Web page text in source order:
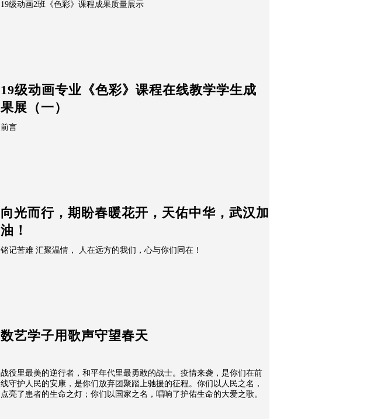
19级动画2班《色彩》课程成果质量展示
19级动画专业《色彩》课程在线教学学生成
果展（一）
前言
向光而行，期盼春暖花开，天佑中华，武汉加
油！
铭记苦难 汇聚温情， 人在远方的我们，心与你们同在！
数艺学子用歌声守望春天
战役里最美的逆行者，和平年代里最勇敢的战士。疫情来袭，是你们在前
线守护人民的安康，是你们放弃团聚踏上驰援的征程。你们以人民之名，
点亮了患者的生命之灯；你们以国家之名，唱响了护佑生命的大爱之歌。